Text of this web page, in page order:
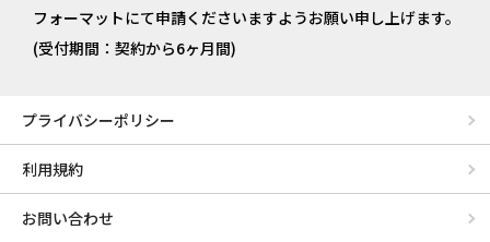
フォーマットにて申請くださいますようお願い申し上げます。
(受付期間：契約から6ヶ月間)
プライバシーポリシー
利用規約
お問い合わせ